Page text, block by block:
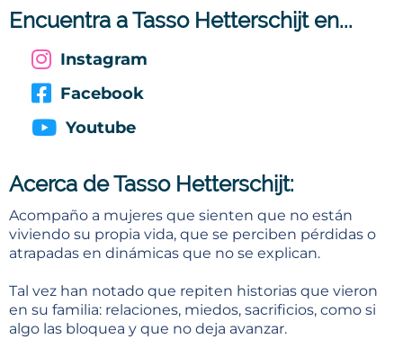
Encuentra a Tasso Hetterschijt en...
Instagram
Facebook
Youtube
Acerca de Tasso Hetterschijt:
Acompaño a mujeres que sienten que no están
viviendo su propia vida, que se perciben pérdidas o
atrapadas en dinámicas que no se explican.
Tal vez han notado que repiten historias que vieron
en su familia: relaciones, miedos, sacrificios, como si
algo las bloquea y que no deja avanzar.